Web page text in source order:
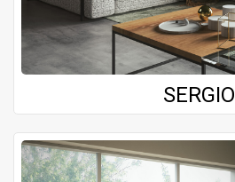
SERGIO